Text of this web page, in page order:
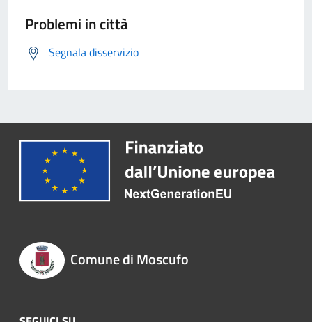
Problemi in città
Segnala disservizio
Comune di Moscufo